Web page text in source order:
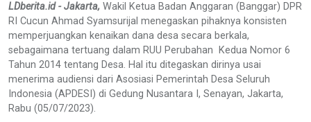
LDberita.id - Jakarta, Wakil Ketua Badan Anggaran (Banggar) DPR
RI Cucun Ahmad Syamsurijal menegaskan pihaknya konsisten
memperjuangkan kenaikan dana desa secara berkala,
sebagaimana tertuang dalam RUU Perubahan Kedua Nomor 6
Tahun 2014 tentang Desa. Hal itu ditegaskan dirinya usai
menerima audiensi dari Asosiasi Pemerintah Desa Seluruh
Indonesia (APDESI) di Gedung Nusantara I, Senayan, Jakarta,
Rabu (05/07/2023).